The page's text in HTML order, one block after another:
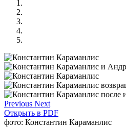
Previous Next
Открыть в PDF
фото: Константин Караманлис